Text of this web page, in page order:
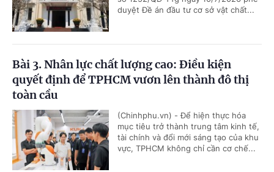
duyệt Đề án đầu tư cơ sở vật chất...
Bài 3. Nhân lực chất lượng cao: Điều kiện
quyết định để TPHCM vươn lên thành đô thị
toàn cầu
(Chinhphu.vn) - Để hiện thực hóa
mục tiêu trở thành trung tâm kinh tế,
tài chính và đổi mới sáng tạo của khu
vực, TPHCM không chỉ cần cơ chế...